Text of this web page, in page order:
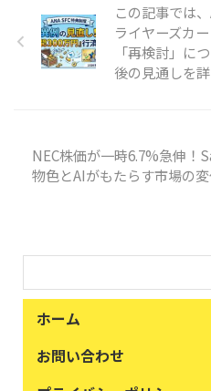
この記事では
ライヤーズカ
「再検討」に
後の見通しを詳
NEC株価が一時6.7%急伸！
物色とAIがもたらす市場の
ホーム
お問い合わせ